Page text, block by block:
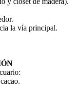
la vía principal.